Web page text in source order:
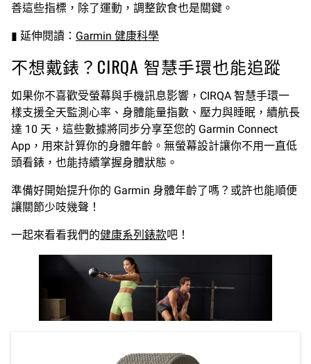
善這些指標，除了運動，調整飲食也是關鍵。
▮ 延伸閱讀： Garmin 健康科學
不想戴錶？CIRQA 智慧手環也能追蹤
如果你不喜歡受螢幕與手機訊息影響，CIRQA 智慧手環一
樣支援全天監測心率、身體能量指數、壓力與睡眠，續航長
達 10 天，這些數據將同步分享至您的 Garmin Connect
App，用來計算你的身體年齡。無螢幕設計讓你不用一直低
頭看錶，也能持續掌握身體狀態。
準備好開始提升你的 Garmin 身體年齡了嗎？或許也能順便
讓關節少吱幾聲！
一起來看看我們的健康系列錶款吧！